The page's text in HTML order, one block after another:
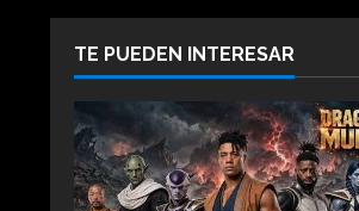
TE PUEDEN INTERESAR